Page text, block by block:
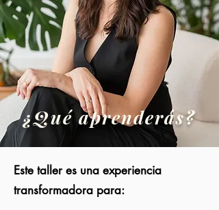
¿Qué aprenderás?
Este taller es una experiencia
transformadora para: